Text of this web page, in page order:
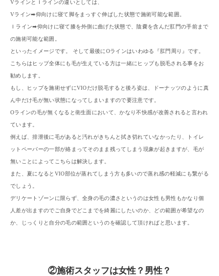
VラインとＩラインの違いとしては、
Vライン➡︎仰向けに寝て脚をまっすぐ伸ばした状態で施術可能な範囲。
Ｉライン➡︎仰向けに寝て膝を外側に曲げた状態で、陰嚢を含んだ肛門の手前まで
の施術可能な範囲。
といったイメージです。 そして最後にOラインはいわゆる『肛門周り』です。
こちらはヒップ全体にも毛が生えている方は一緒にヒップも脱毛される事をお
勧めします。
もし、ヒップを施術せずにVIOだけ脱毛すると後ろ姿は、ドーナッツのように真
ん中だけ毛が無い状態になってしまいますので要注意です。
Oラインの毛が無くなると衛生面において、かなり不快感が改善されると言われ
ています。
例えば、排泄後に毛があると汚れがきちんと拭き切れていなかったり、トイレ
ットペーパーの一部が絡まってそのまま残ってしまう現象が起きますが、毛が
無いことによってこちらは解決します。
また、夏になるとVIO部位が蒸れてしまう方も多いので蒸れ感の軽減にも繋がる
でしょう。
デリケートゾーンに限らず、全身の毛の濃さというのは女性も男性もかなり個
人差が出ますのでご自身でどこまでを綺麗にしたいのか、どの範囲が希望なの
か、じっくりと自分の毛の範囲というのを確認して頂ければと思います。
②施術スタッフは女性？男性？